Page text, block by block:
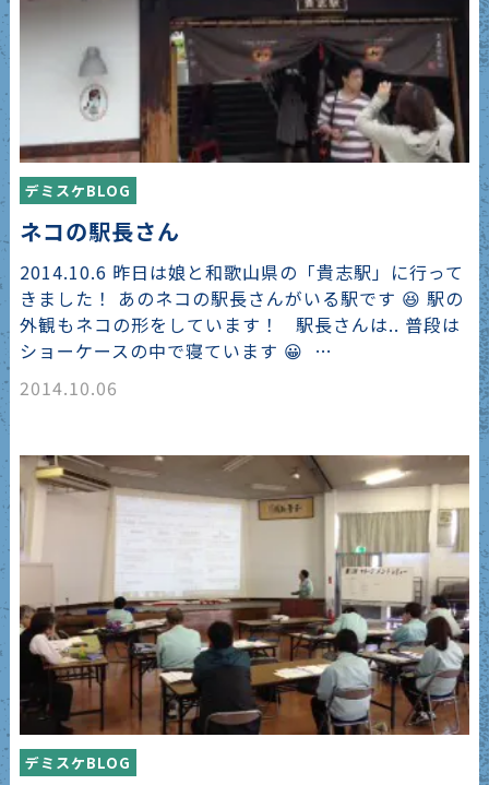
デミスケBLOG
ネコの駅長さん
2014.10.6 昨日は娘と和歌山県の「貴志駅」に行って
きました！ あのネコの駅長さんがいる駅です 😆 駅の
外観もネコの形をしています！ 駅長さんは.. 普段は
ショーケースの中で寝ています 😀 …
2014.10.06
デミスケBLOG